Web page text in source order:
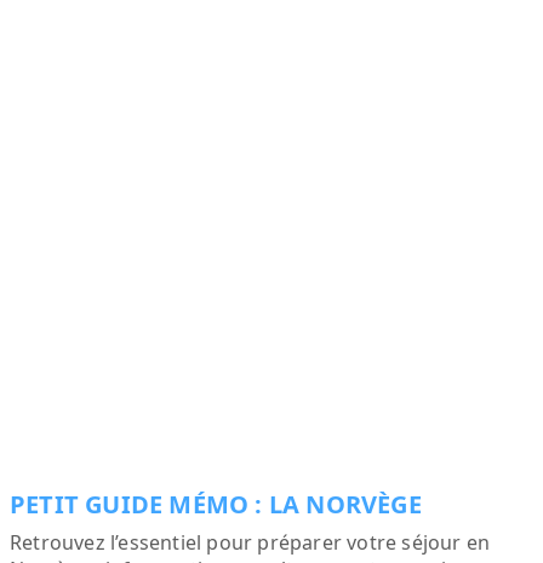
PETIT GUIDE MÉMO : LA NORVÈGE
Retrouvez l’essentiel pour préparer votre séjour en